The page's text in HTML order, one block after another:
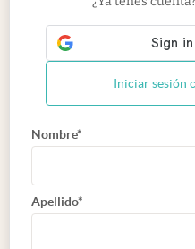
Iniciar sesión
Nombre*
Apellido*